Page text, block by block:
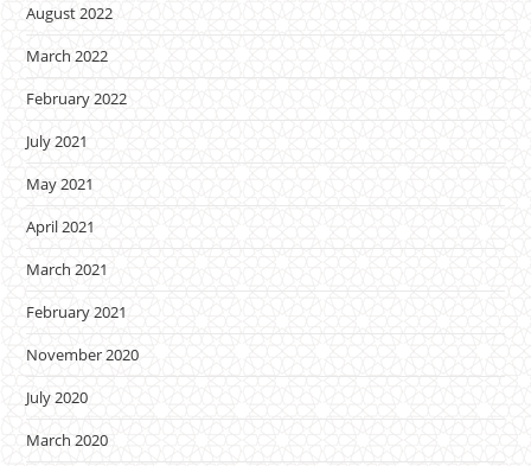
August 2022
March 2022
February 2022
July 2021
May 2021
April 2021
March 2021
February 2021
November 2020
July 2020
March 2020